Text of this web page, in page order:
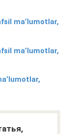
ma’lumotlar,
ma’lumotlar,